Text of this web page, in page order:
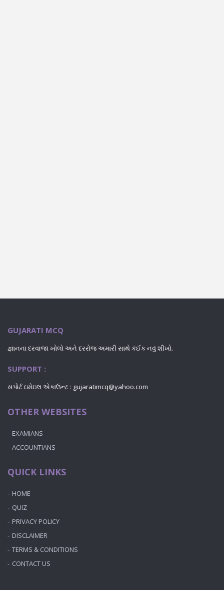
GUJARATI MCQ
જ્ઞાનના દરવાજા ખોલો અને દરરોજ અમારી સાથે કંઈક નવું શીખો.
SUPPORT :
સપોર્ટ ઇમેઇલ એકાઉન્ટ : gujaratimcq@yahoo.com
OTHER WEBSITES
EXAMIANS
ACCOUNTIANS
QUICK LINKS
HOME
QUIZ
PRIVACY POLICY
DISCLAIMER
TERMS & CONDITIONS
CONTACT US